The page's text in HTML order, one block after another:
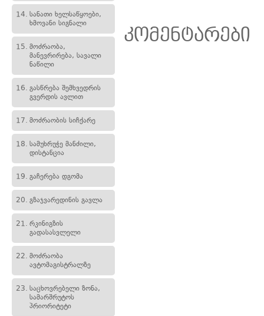
14. სანათი ხელსაწყოები,
ხმოვანი სიგნალი
15. მოძრაობა,
მანევრირება, სავალი
ნაწილი
16. გასწრება შემხვედრის
გვერდის ავლით
17. მოძრაობის სიჩქარე
18. სამუხრუჭე მანძილი,
დისტანცია
19. გაჩერება დგომა
20. გზაჯვარედინის გავლა
21. რკინიგზის
გადასასვლელი
22. მოძრაობა
ავტომაგისტრალზე
23. საცხოვრებელი ზონა,
სამარშრუტოს
პრიორიტეტი
კომენტარები